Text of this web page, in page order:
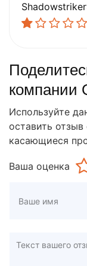
компании
Используйте
оставить
касающиеся
Ваша оценка